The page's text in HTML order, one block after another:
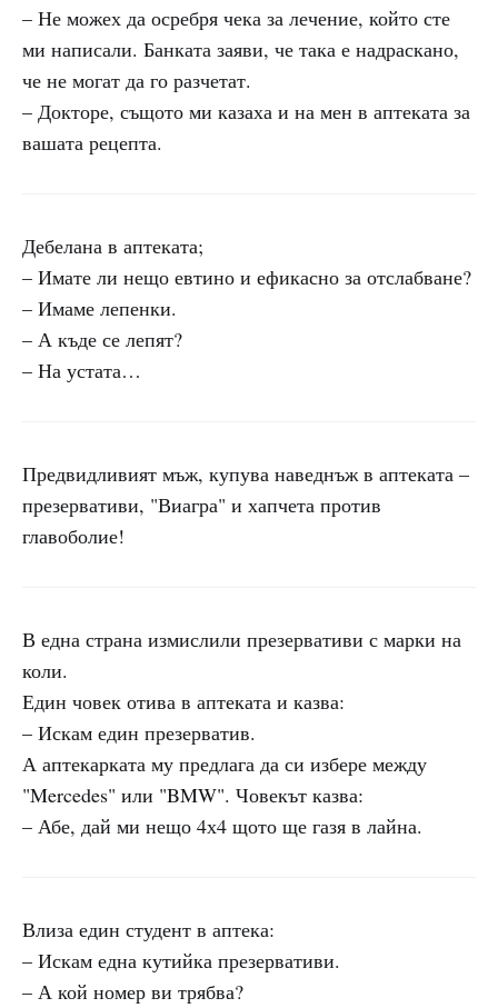
– Не можех да осребря чека за лечение, който сте
ми написали. Банката заяви, че така е надраскано,
че не могат да го разчетат.
– Докторе, същото ми казаха и на мен в аптеката за
вашата рецепта.
Дебелана в аптеката;
– Имате ли нещо евтино и ефикасно за отслабване?
– Имаме лепенки.
– А къде се лепят?
– На устата…
Предвидливият мъж, купува наведнъж в аптеката –
презервативи, "Виагра" и хапчета против
главоболие!
В една страна измислили презервативи с марки на
коли.
Един човек отива в аптеката и казва:
– Искам един презерватив.
А аптекарката му предлага да си избере между
"Mercedes" или "BMW". Човекът казва:
– Абе, дай ми нещо 4х4 щото ще газя в лайна.
Влиза един студент в аптека:
– Искам една кутийка презервативи.
– А кой номер ви трябва?